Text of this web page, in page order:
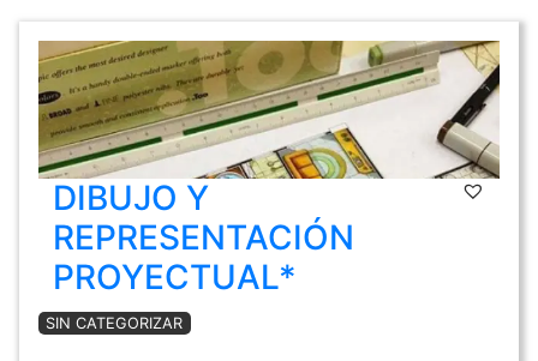
DIBUJO Y
REPRESENTACIÓN
PROYECTUAL*
SIN CATEGORIZAR